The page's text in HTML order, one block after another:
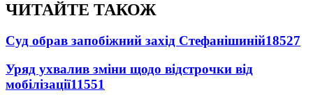
ЧИТАЙТЕ ТАКОЖ
Суд обрав запобіжний захід Стефанішиній18527
Уряд ухвалив зміни щодо відстрочки від
мобілізації11551